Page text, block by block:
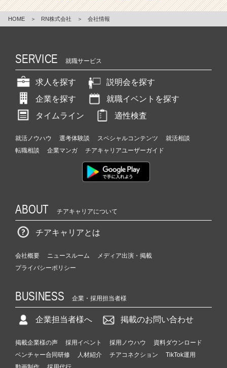
HOME ＞ RN株式会社 ＞ 会社情報
SERVICE 就職サービス
求人を探す
説明会を探す
企業を探す
就職イベントを探す
タイムライン
適性検査
就活ノウハウ 選考体験談 スペシャルコンテンツ
就活相談
転職相談
企業マンガ チアキャリアユーザーガイド
ABOUT チアキャリアについて
チアキャリアとは
会社概要 ニュースルーム
メディア出演・掲載
プライバシーポリシー
BUSINESS 企業・採用担当者様
企業担当者様へ 掲載のお問い合わせ
掲載企業様の声 採用イベント 採用ノウハウ
資料ダウンロード
ベンチャー合同研修
人材紹介 チアコネクション
TikTok運用